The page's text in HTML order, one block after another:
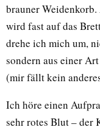
brauner
wird fast auf das
drehe ich mich um,
sondern aus einer
(mir fällt kein
Ich höre einen
sehr rotes Blut – der